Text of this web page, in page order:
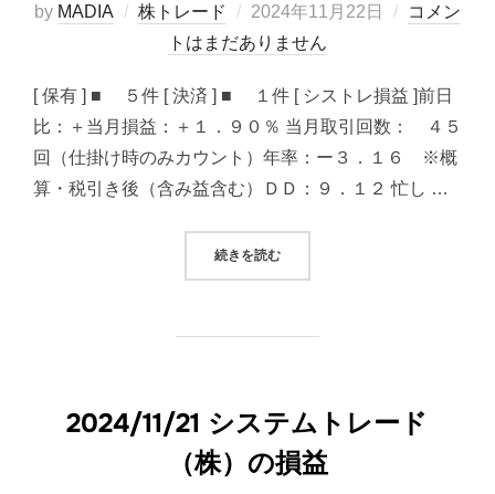
by MADIA 株トレード
投
稿
2024年11月22日
コメン
トはまだありません
[ 保有 ] ■ ５件 [ 決済 ] ■ １件 [ シストレ損益 ]前日
比：＋当月損益：＋１．９０％ 当月取引回数： ４５
回（仕掛け時のみカウント）年率：ー３．１６ ※概
算・税引き後（含み益含む）ＤＤ：９．１２ 忙し …
続きを読む“2024/11/22 システムトレード（
2024/11/21 システムトレード
（株）の損益